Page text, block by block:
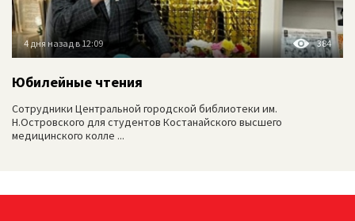
4 дня назад в 12:09 384
Юбилейные чтения
Сотрудники Центральной городской библиотеки им.
Н.Островского для студентов Костанайского высшего
медицинского колле ...